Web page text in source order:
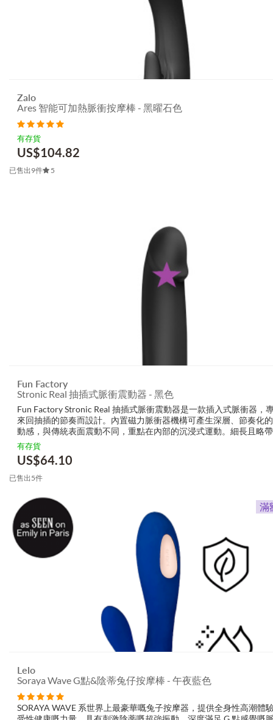
Zalo
Ares 智能可加熱脈衝按摩棒 - 黑曜石色
有存貨
US$104.82
已售出9件 5
Fun Factory
Stronic Real 抽插式脈衝震動器 - 黑色
Fun Factory Stronic Real 抽插式脈衝震動器是一款插入式脈衝器，
來回抽插的節奏而設計。內置磁力脈衝器機構可產生深層、節奏化
動感，與傳統表面震動不同，重點在內部的沉浸式運動。細長且略
廓與微小脊紋的真實形狀，配合絲滑醫療級矽膠接觸面，讓接觸感
然；穩定...
有存貨
US$64.10
已售出5件
Lelo
Soraya Wave G點&陰蒂兔仔按摩棒 - 午夜藍色
SORAYA WAVE 系世界上最豪華嘅兔子按摩器，提供全身性高潮體